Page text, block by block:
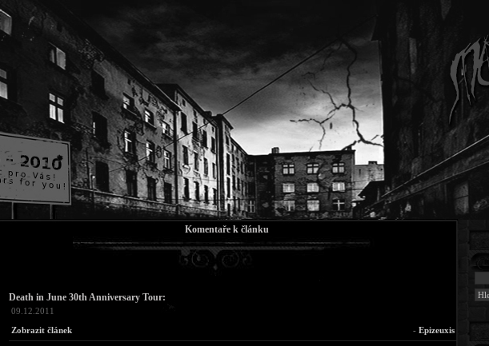
Komentaře k článku
Death in June 30th Anniversary Tour:
09.12.2011
Zobrazit článek
- Epizeuxis